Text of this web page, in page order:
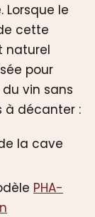
le
cette
naturel
pour
vin sans
à décanter :
la cave
PHA-